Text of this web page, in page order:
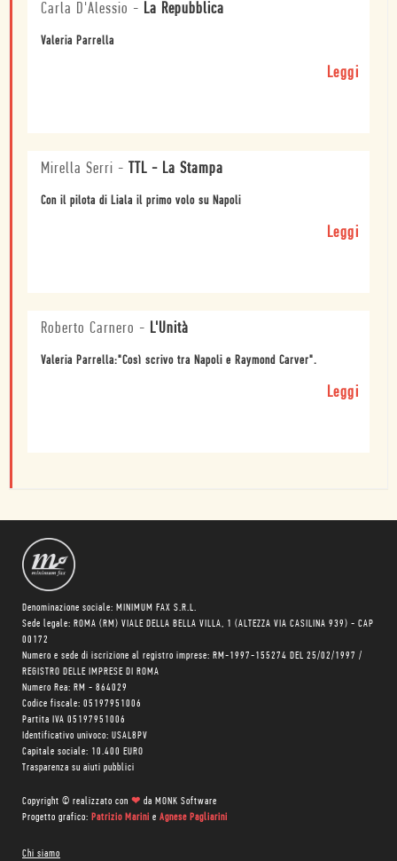
Carla D'Alessio - La Repubblica
Valeria Parrella
Leggi
Mirella Serri - TTL - La Stampa
Con il pilota di Liala il primo volo su Napoli
Leggi
Roberto Carnero - L'Unità
Valeria Parrella:"Così scrivo tra Napoli e Raymond Carver".
Leggi
Denominazione sociale: MINIMUM FAX S.R.L.
Sede legale: ROMA (RM) VIALE DELLA BELLA VILLA, 1 (ALTEZZA VIA CASILINA 939) - CAP
00172
Numero e sede di iscrizione al registro imprese: RM-1997-155274 DEL 25/02/1997 /
REGISTRO DELLE IMPRESE DI ROMA
Numero Rea: RM - 864029
Codice fiscale: 05197951006
Partita IVA 05197951006
Identificativo univoco: USAL8PV
Capitale sociale: 10.400 EURO
Trasparenza su aiuti pubblici
Copyright © realizzato con ❤ da MONK Software
Progetto grafico: Patrizio Marini e Agnese Pagliarini
Chi siamo